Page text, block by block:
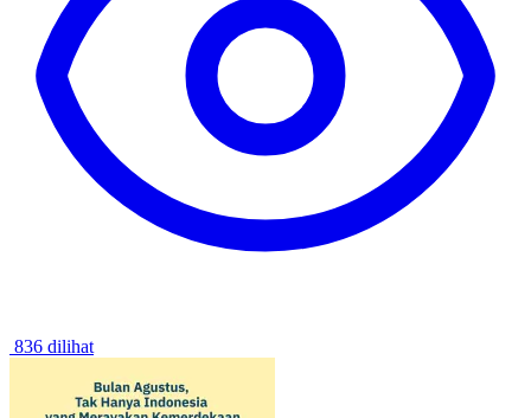
836 dilihat